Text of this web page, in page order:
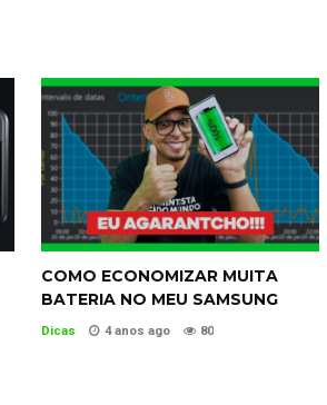
COMO ECONOMIZAR MUITA
BATERIA NO MEU SAMSUNG
Dicas 4 anos ago 80